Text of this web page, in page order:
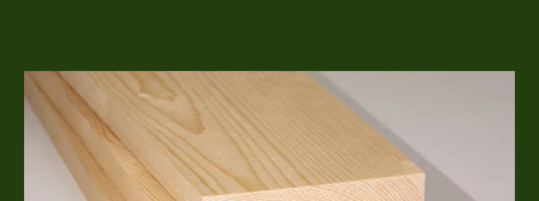
Акции
Статьи
Соглашение об обработке
персональных данных